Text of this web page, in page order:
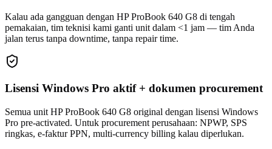
Kalau ada gangguan dengan HP ProBook 640 G8 di tengah
pemakaian, tim teknisi kami ganti unit dalam <1 jam — tim Anda
jalan terus tanpa downtime, tanpa repair time.
Lisensi Windows Pro aktif + dokumen procurement
Semua unit HP ProBook 640 G8 original dengan lisensi Windows
Pro pre-activated. Untuk procurement perusahaan: NPWP, SPS
ringkas, e-faktur PPN, multi-currency billing kalau diperlukan.